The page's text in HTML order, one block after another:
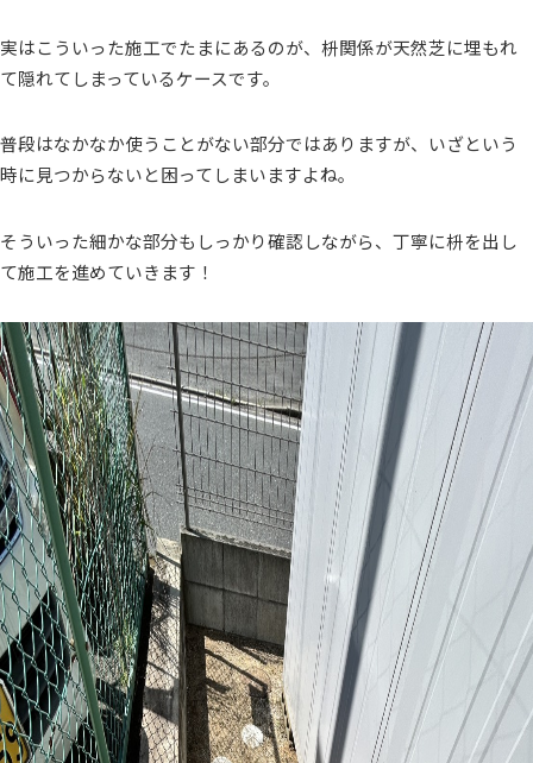
実はこういった施工でたまにあるのが、枡関係が天然芝に埋もれ
て隠れてしまっているケースです。
普段はなかなか使うことがない部分ではありますが、いざという
時に見つからないと困ってしまいますよね。
そういった細かな部分もしっかり確認しながら、丁寧に枡を出し
て施工を進めていきます！